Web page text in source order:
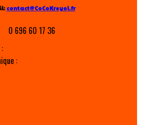
contact@CoCoKreyol.fr
0 696 60 17 36
: